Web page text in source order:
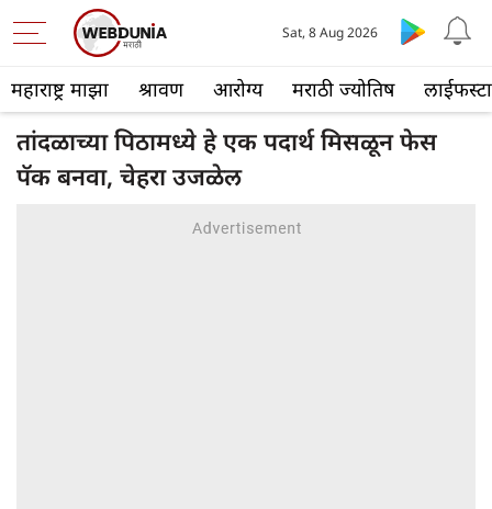
महाराष्ट्र माझा श्रावण आरोग्य मराठी ज्योतिष
Sat, 8 Aug 2026
तांदळाच्या पिठामध्ये हे एक पदार्थ मिसळून फेस
पॅक बनवा, चेहरा उजळेल